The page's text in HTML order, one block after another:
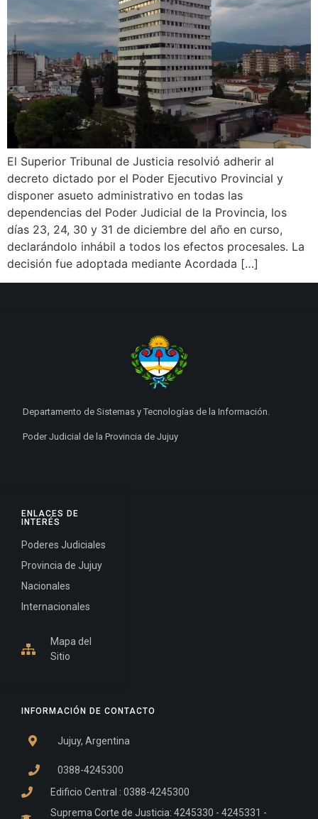
El Superior Tribunal de Justicia resolvió adherir al
decreto dictado por el Poder Ejecutivo Provincial y
disponer asueto administrativo en todas las
dependencias del Poder Judicial de la Provincia, los
días 23, 24, 30 y 31 de diciembre del año en curso,
declarándolo inhábil a todos los efectos procesales. La
decisión fue adoptada mediante Acordada […]
INFORMACIÓN DE CONTACTO
Jujuy, Argentina
0388-4245300
Edificio Central : 0388-4245300
Suprema Corte de Justicia: 4245330 - 4245331 -
ENLACES DE
INTERÉS
Poderes Judiciales
Provincia de Jujuy
Nacionales
Internacionales
Mapa del
Sitio
Departamento de Sistemas y Tecnologías de la Información.
Poder Judicial de la Provincia de Jujuy